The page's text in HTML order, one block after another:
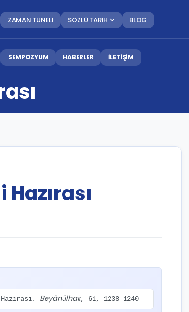
ZAMAN TÜNELİ SÖZLÜ TARİH BLOG
SEMPOZYUM HABERLER İLETİŞİM
Beyânülhak, 61, 1238–1240